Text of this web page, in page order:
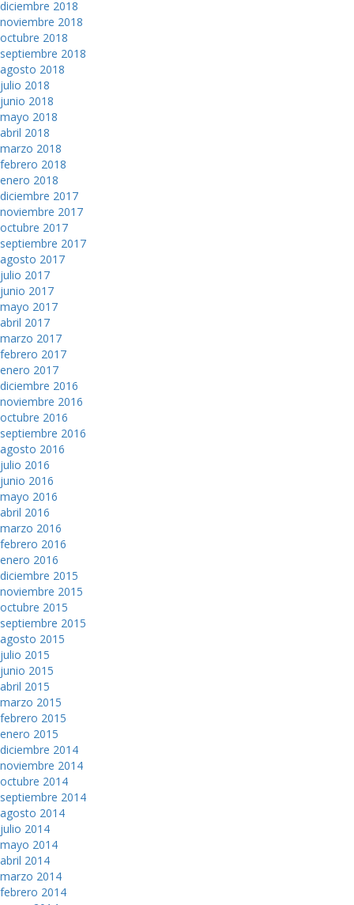
diciembre 2018
noviembre 2018
octubre 2018
septiembre 2018
agosto 2018
julio 2018
junio 2018
mayo 2018
abril 2018
marzo 2018
febrero 2018
enero 2018
diciembre 2017
noviembre 2017
octubre 2017
septiembre 2017
agosto 2017
julio 2017
junio 2017
mayo 2017
abril 2017
marzo 2017
febrero 2017
enero 2017
diciembre 2016
noviembre 2016
octubre 2016
septiembre 2016
agosto 2016
julio 2016
junio 2016
mayo 2016
abril 2016
marzo 2016
febrero 2016
enero 2016
diciembre 2015
noviembre 2015
octubre 2015
septiembre 2015
agosto 2015
julio 2015
junio 2015
abril 2015
marzo 2015
febrero 2015
enero 2015
diciembre 2014
noviembre 2014
octubre 2014
septiembre 2014
agosto 2014
julio 2014
mayo 2014
abril 2014
marzo 2014
febrero 2014